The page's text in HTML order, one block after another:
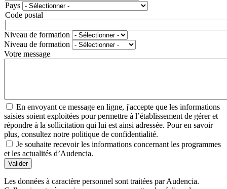
Adresse
Pays
Code postal
Niveau de formation
Niveau de formation
Votre message
En envoyant ce message en ligne, j'accepte que les informations
saisies soient exploitées pour permettre à l’établissement de gérer et
répondre à la sollicitation qui lui est ainsi adressée. Pour en savoir
plus, consultez notre politique de confidentialité.
Je souhaite recevoir les informations concernant les programmes
et les actualités d’Audencia.
Valider
Les données à caractère personnel sont traitées par Audencia.